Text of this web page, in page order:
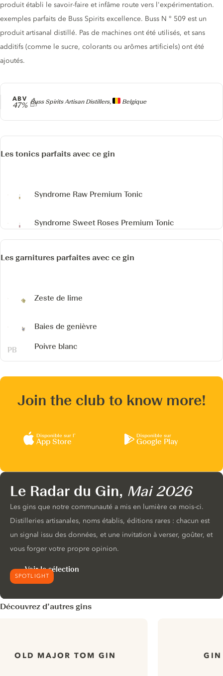
Producteur
Buss Spirits Artisan Distillers, Belgique
ABV
47%
produit établi le savoir-faire et infâme route vers l'expérimentation.
exemples parfaits de Buss Spirits excellence. Buss N ° 509 est un
produit artisanal distillé. Pas de machines ont été utilisés, et sans
additifs (comme le sucre, colorants ou arômes artificiels) ont été
ajoutés.
Les tonics parfaits avec ce gin
Syndrome Raw Premium Tonic
Syndrome Sweet Roses Premium Tonic
Les garnitures parfaites avec ce gin
Zeste de lime
Baies de genièvre
Poivre blanc
Join the club to know more!
Disponible sur l’
App Store
Disponible sur
Google Play
SPOTLIGHT
Le Radar du Gin, Mai 2026
Les gins que notre communauté a mis en lumière ce mois-ci.
Distilleries artisanales, noms établis, éditions rares : chacun est
un signal issu des données, et une invitation à verser, goûter, et
vous forger votre propre opinion.
Voir la sélection
Découvrez d’autres gins
OLD MAJOR TOM GIN GIN